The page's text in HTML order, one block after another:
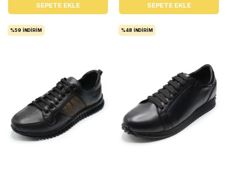
SEPETE EKLE SEPETE EKLE
%59 İNDIRIM %48 İNDIRIM